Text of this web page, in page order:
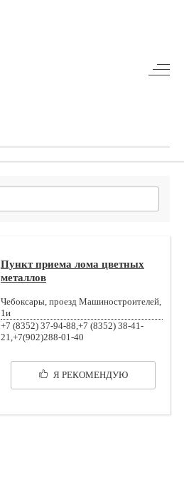
Пункт приема лома цветных
металлов
Чебоксары, проезд Машиностроителей,
1и
+7 (8352) 37-94-88,+7 (8352) 38-41-
21,+7(902)288-01-40
Я РЕКОМЕНДУЮ